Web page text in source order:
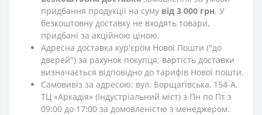
придбання продукції на суму від 3 000 грн. У
безкоштовну доставку не входять товари,
придбані за акційною ціною.
Адресна доставка кур'єром Нової Пошти ("до
дверей") за рахунок покупця; вартість доставки
визначається відповідно до тарифів Нової пошти.
Самовивіз за адресою: вул. Борщагівська, 154-А,
ТЦ «Аркадія» (Індустріальний міст) з Пн по Пт з
09:00 до 17:00 за домовленістю з менеджером.